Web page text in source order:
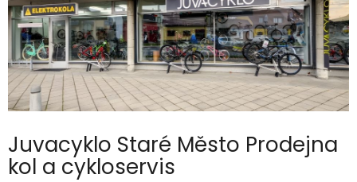
Juvacyklo Staré Město Prodejna
kol a cykloservis